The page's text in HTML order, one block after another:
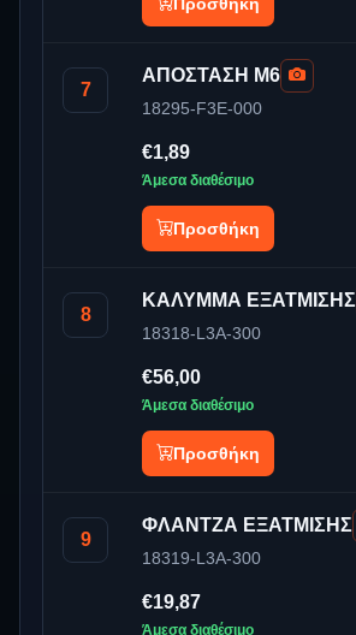
7
ΑΠΟΣΤΑΣΗ Μ6
18295-F3E-000
€1,89
Άμεσα διαθέσιμο
Προσθήκη
8
ΚΑΛΥΜΜΑ ΕΞΑΤΜΙΣΗΣ
18318-L3A-300
€56,00
Άμεσα διαθέσιμο
Προσθήκη
9
ΦΛΑΝΤΖΑ ΕΞΑΤΜΙΣΗΣ
18319-L3A-300
€19,87
Άμεσα διαθέσιμο